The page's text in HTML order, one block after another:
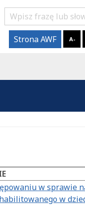
Szukaj
Strona AWF A-
w sprawie
w